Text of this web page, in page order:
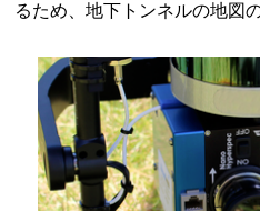
るため、地下トンネルの地図